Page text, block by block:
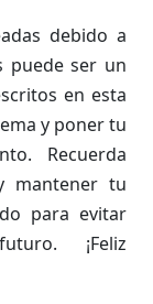
debido a
puede ser un
en esta
y poner tu
Recuerda
mantener tu
para evitar
¡Feliz